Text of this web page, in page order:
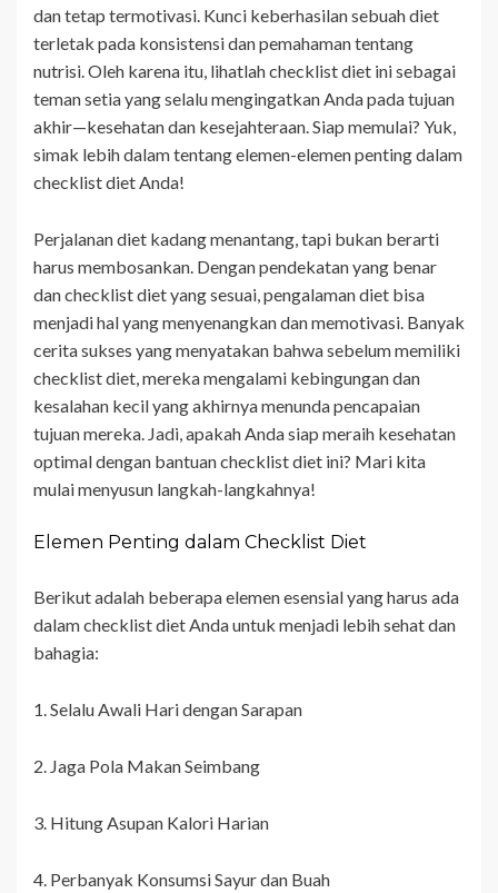
dan tetap termotivasi. Kunci keberhasilan sebuah diet
terletak pada konsistensi dan pemahaman tentang
nutrisi. Oleh karena itu, lihatlah checklist diet ini sebagai
teman setia yang selalu mengingatkan Anda pada tujuan
akhir—kesehatan dan kesejahteraan. Siap memulai? Yuk,
simak lebih dalam tentang elemen-elemen penting dalam
checklist diet Anda!
Perjalanan diet kadang menantang, tapi bukan berarti
harus membosankan. Dengan pendekatan yang benar
dan checklist diet yang sesuai, pengalaman diet bisa
menjadi hal yang menyenangkan dan memotivasi. Banyak
cerita sukses yang menyatakan bahwa sebelum memiliki
checklist diet, mereka mengalami kebingungan dan
kesalahan kecil yang akhirnya menunda pencapaian
tujuan mereka. Jadi, apakah Anda siap meraih kesehatan
optimal dengan bantuan checklist diet ini? Mari kita
mulai menyusun langkah-langkahnya!
Elemen Penting dalam Checklist Diet
Berikut adalah beberapa elemen esensial yang harus ada
dalam checklist diet Anda untuk menjadi lebih sehat dan
bahagia:
1. Selalu Awali Hari dengan Sarapan
2. Jaga Pola Makan Seimbang
3. Hitung Asupan Kalori Harian
4. Perbanyak Konsumsi Sayur dan Buah